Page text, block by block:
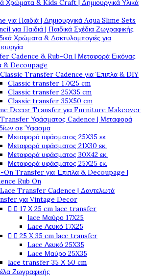
Χρώματα & Kids Craft | Δημιουργικά Υλικά
για Παιδιά | Δημιουργικά Aqua Slime Sets
για Παιδιά | Παιδικά Σχέδια Ζωγραφικής
Χρώματα & Δακτυλομπογιές για
Cadence & Rub-On | Μεταφορά Εικόνας
& Decoupage
Classic Transfer Cadence για Έπιπλα & DIY
Classic transfer 17Χ25 cm
Classic transfer 25Χ35 cm
Classic transfer 35Χ50 cm
Decor Transfer για Furniture Makeover
Transfer Υφάσματος Cadence | Μεταφορά
σε Ύφασμα
Μεταφορά υφάσματος 25Χ35 εκ
Μεταφορά υφάσματος 21Χ30 εκ.
Μεταφορά υφάσματος 30Χ42 εκ.
Μεταφορά υφάσματος 25Χ25 εκ.
On Transfer για Έπιπλα & Decoupage |
Rub On
Lace Transfer Cadence | Δαντελωτά
για Vintage Decor
  17 Χ 25 cm lace transfer
lace Μαύρο 17X25
Lace Λευκό 17X25
  25 X 35 cm lace transfer
Lace Λευκό 25X35
Lace Μαύρο 25X35
lace transfer 35 Χ 50 cm
Ζωγραφικής